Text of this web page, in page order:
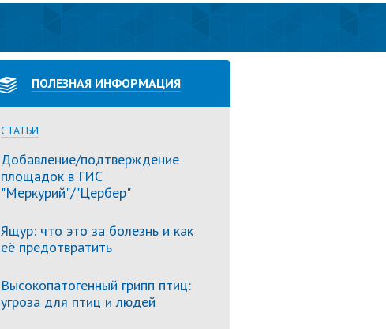
ПОЛЕЗНАЯ ИНФОРМАЦИЯ
СТАТЬИ
Добавление/подтверждение
площадок в ГИС
"Меркурий"/"Цербер"
Ящур: что это за болезнь и как
её предотвратить
Высокопатогенный грипп птиц:
угроза для птиц и людей